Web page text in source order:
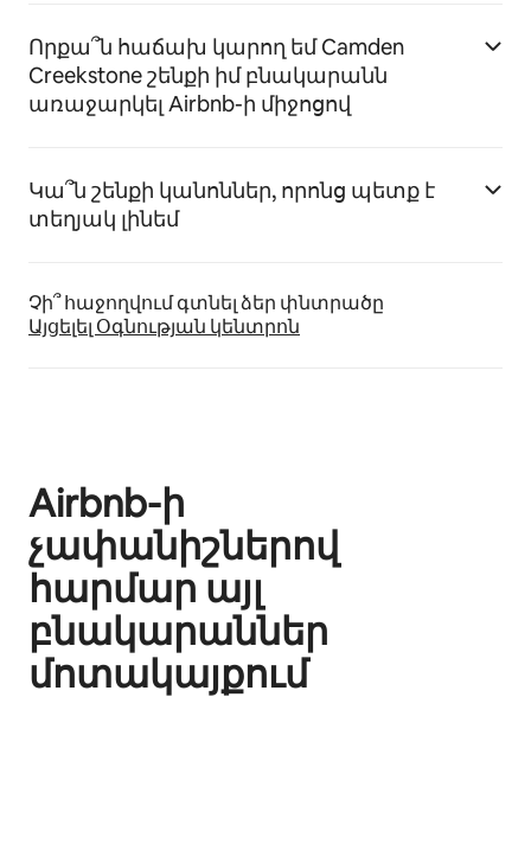
Որքա՞ն հաճախ կարող եմ Camden
Creekstone շենքի իմ բնակարանն
առաջարկել Airbnb-ի միջոցով
Կա՞ն շենքի կանոններ, որոնց պետք է
տեղյակ լինեմ
Չի՞ հաջողվում գտնել ձեր փնտրածը
Այցելել Օգնության կենտրոն
Airbnb-ի
չափանիշներով
հարմար այլ
բնակարաններ
մոտակայքում